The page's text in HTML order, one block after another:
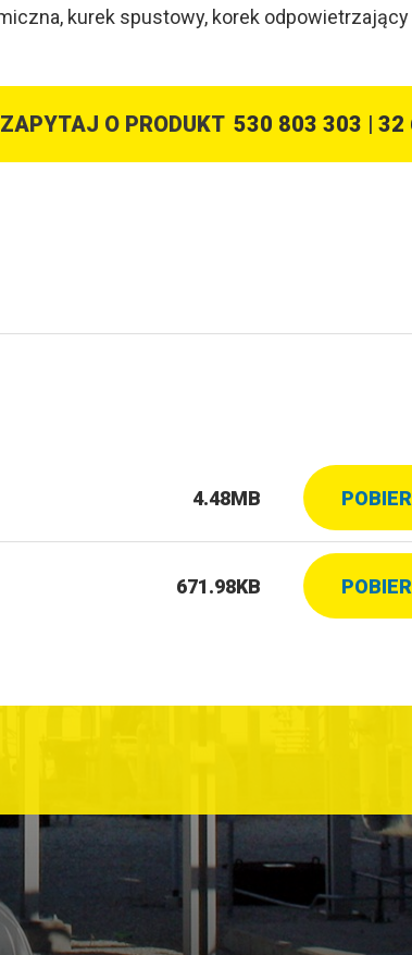
kurek spustowy, korek odpowietrzający
ZAPYTAJ O PRODUKT 530 803 303 | 32
4.48MB
671.98KB